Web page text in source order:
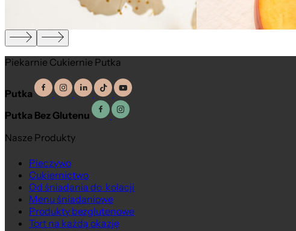
Piekarnie Cukiernie Putka
Putka
Putka Bez Glutenu
Nasze Produkty
Pieczywo
Cukiernictwo
Od śniadania do kolacji
Menu śniadaniowe
Produkty bezglutenowe
Tort na każdą okazję